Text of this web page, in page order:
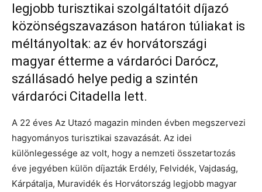
legjobb turisztikai szolgáltatóit díjazó
közönségszavazáson határon túliakat is
méltányoltak: az év horvátországi
magyar étterme a várdaróci Darócz,
szállásadó helye pedig a szintén
várdaróci Citadella lett.
A 22 éves Az Utazó magazin minden évben megszervezi
hagyományos turisztikai szavazását. Az idei
különlegessége az volt, hogy a nemzeti összetartozás
éve jegyében külön díjazták Erdély, Felvidék, Vajdaság,
Kárpátalja, Muravidék és Horvátország legjobb magyar